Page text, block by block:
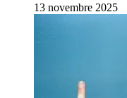
13 novembre 2025